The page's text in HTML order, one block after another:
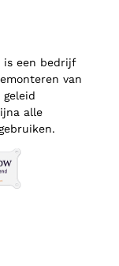
is een bedrijf
van
geleid
alle